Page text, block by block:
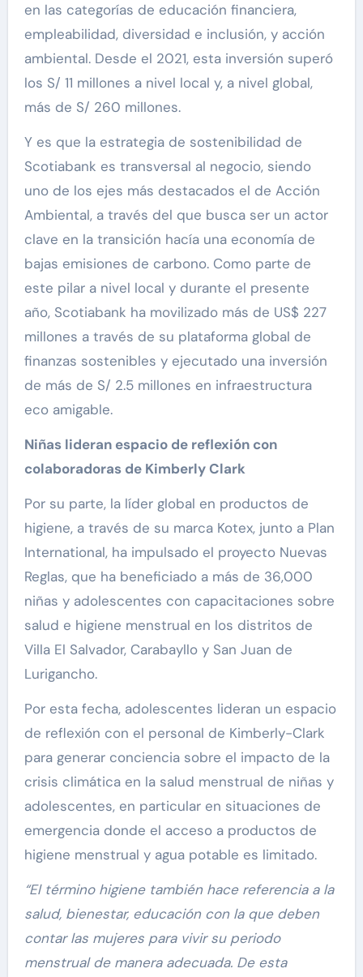
en las categorías de educación financiera,
empleabilidad, diversidad e inclusión, y acción
ambiental. Desde el 2021, esta inversión superó
los S/ 11 millones a nivel local y, a nivel global,
más de S/ 260 millones.
Y es que la estrategia de sostenibilidad de
Scotiabank es transversal al negocio, siendo
uno de los ejes más destacados el de Acción
Ambiental, a través del que busca ser un actor
clave en la transición hacía una economía de
bajas emisiones de carbono. Como parte de
este pilar a nivel local y durante el presente
año, Scotiabank ha movilizado más de US$ 227
millones a través de su plataforma global de
finanzas sostenibles y ejecutado una inversión
de más de S/ 2.5 millones en infraestructura
eco amigable.
Niñas lideran espacio de reflexión con
colaboradoras de Kimberly Clark
Por su parte, la líder global en productos de
higiene, a través de su marca Kotex, junto a Plan
International, ha impulsado el proyecto Nuevas
Reglas, que ha beneficiado a más de 36,000
niñas y adolescentes con capacitaciones sobre
salud e higiene menstrual en los distritos de
Villa El Salvador, Carabayllo y San Juan de
Lurigancho.
Por esta fecha, adolescentes lideran un espacio
de reflexión con el personal de Kimberly-Clark
para generar conciencia sobre el impacto de la
crisis climática en la salud menstrual de niñas y
adolescentes, en particular en situaciones de
emergencia donde el acceso a productos de
higiene menstrual y agua potable es limitado.
“El término higiene también hace referencia a la
salud, bienestar, educación con la que deben
contar las mujeres para vivir su periodo
menstrual de manera adecuada. De esta